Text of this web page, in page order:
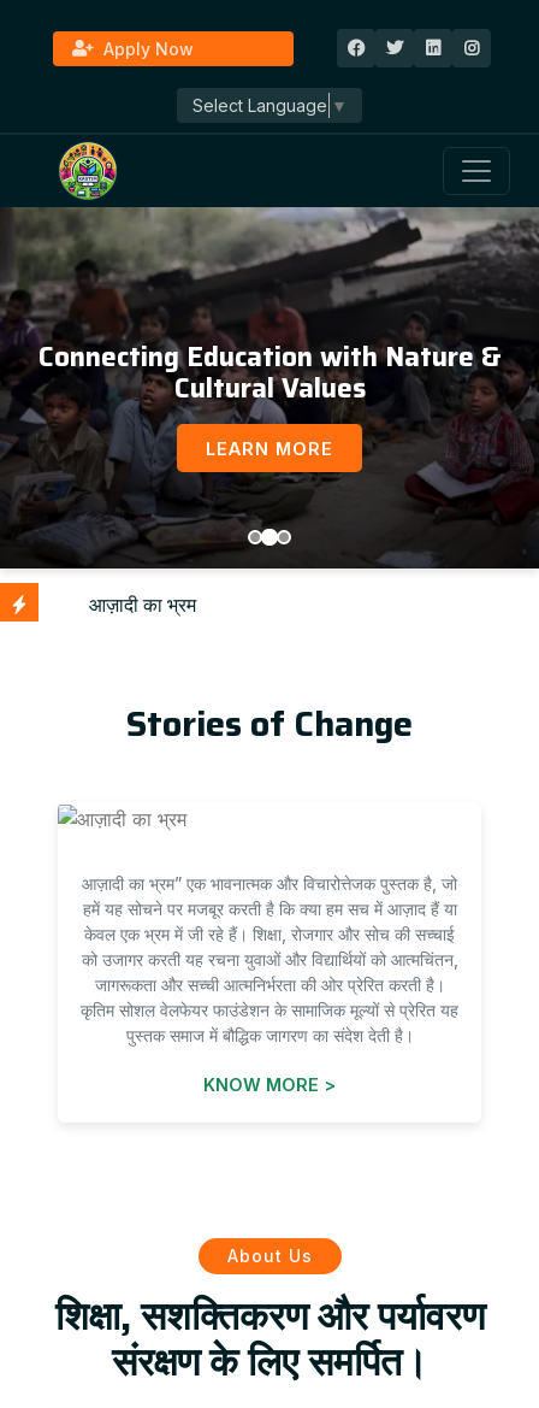
Apply Now
Select Language ▼
Connecting Education with Nature &
Cultural Values
LEARN MORE
Stories of Change
आज़ादी का भ्रम” एक भावनात्मक और विचारोत्तेजक पुस्तक है, जो
हमें यह सोचने पर मजबूर करती है कि क्या हम सच में आज़ाद हैं या
केवल एक भ्रम में जी रहे हैं। शिक्षा, रोजगार और सोच की सच्चाई
को उजागर करती यह रचना युवाओं और विद्यार्थियों को आत्मचिंतन,
जागरूकता और सच्ची आत्मनिर्भरता की ओर प्रेरित करती है।
कृतिम सोशल वेलफेयर फाउंडेशन के सामाजिक मूल्यों से प्रेरित यह
पुस्तक समाज में बौद्धिक जागरण का संदेश देती है।
KNOW MORE >
About Us
शिक्षा, सशक्तिकरण और पर्यावरण
संरक्षण के लिए समर्पित।